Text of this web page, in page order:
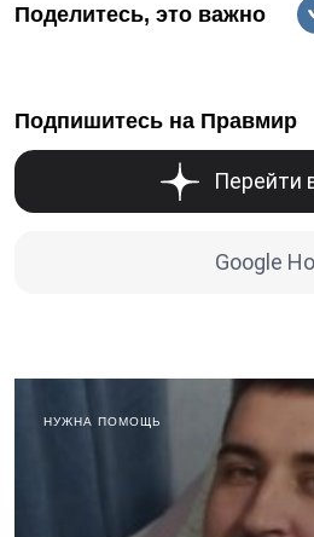
Поделитесь, это важно
Подпишитесь на Правмир
Перейти
Google
НУЖНА ПОМОЩЬ